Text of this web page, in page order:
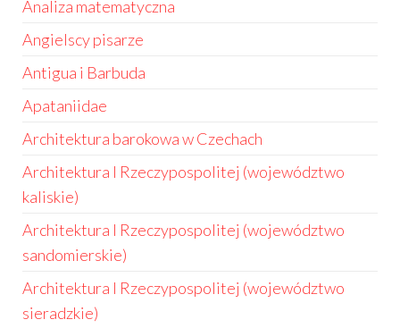
Analiza matematyczna
Angielscy pisarze
Antigua i Barbuda
Apataniidae
Architektura barokowa w Czechach
Architektura I Rzeczypospolitej (województwo
kaliskie)
Architektura I Rzeczypospolitej (województwo
sandomierskie)
Architektura I Rzeczypospolitej (województwo
sieradzkie)